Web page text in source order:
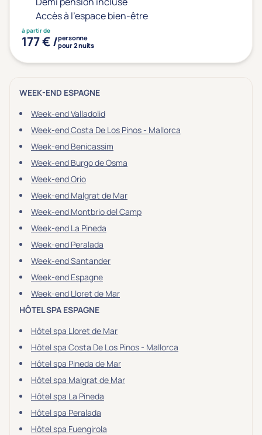
Sport
Yoga
Vente Flash & Promo
Offres spéciales Solo
Distance de chez vous
Établissements proches de chez moi
Km
Transports & hébergement
Soins sans hébergement
Offre séjour + vol inclus
Accès à l'espace bien-être
à partir de
177 € /personne
pour 2 nuits
WEEK-END ESPAGNE
Week-end Valladolid
Week-end Costa De Los Pinos - Mallorca
Week-end Benicassim
Week-end Burgo de Osma
Week-end Orio
Week-end Malgrat de Mar
Week-end Montbrio del Camp
Week-end La Pineda
Week-end Peralada
Week-end Santander
Week-end Espagne
Week-end Lloret de Mar
HÔTEL SPA ESPAGNE
Hôtel spa Lloret de Mar
Hôtel spa Costa De Los Pinos - Mallorca
Hôtel spa Pineda de Mar
Hôtel spa Malgrat de Mar
Hôtel spa La Pineda
Hôtel spa Peralada
Hôtel spa Fuengirola